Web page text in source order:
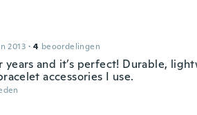
2013 · 4 beoordelingen
years and it’s perfect! Durable,
accessories I use.